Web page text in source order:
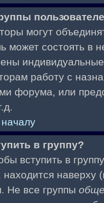
могут
может состоять в
работу с
форума, или
в группу?
вступить в
находится
Не все группы